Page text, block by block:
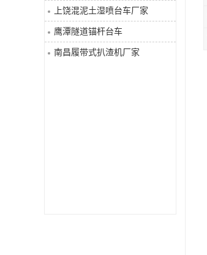
隧道锚杆台车
混泥土湿喷台车
上饶混泥土湿喷台车厂家
鹰潭隧道锚杆台车
南昌履带式扒渣机厂家